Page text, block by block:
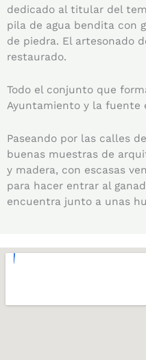
dedicado al titular del
pila de agua bendita con
de piedra. El artesonado
restaurado.
Todo el conjunto que
Ayuntamiento y la fuente
Paseando por las calles
buenas muestras de
y madera, con escasas
para hacer entrar al
encuentra junto a unas